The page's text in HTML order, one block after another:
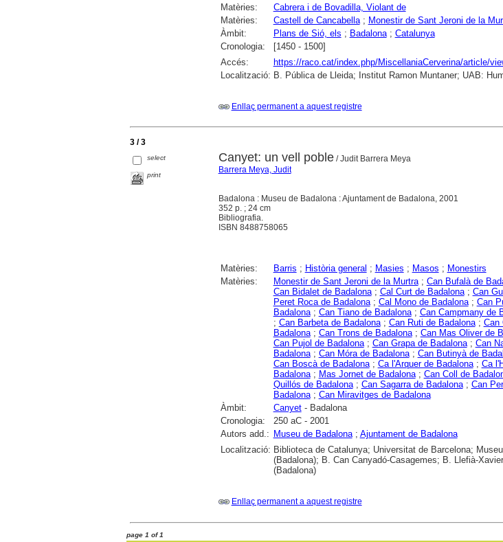
Matèries:
Cabrera i de Bovadilla, Violant de
Matèries:
Castell de Cancabella; Monestir de Sant Jeroni de la
Àmbit:
Plans de Sió, els ; Badalona; Catalunya
Cronologia:
[1450 - 1500]
Accés:
https://raco.cat/index.php/MiscellaniaCerverina/article/
Localització: B. Pública de Lleida; Institut Ramon Muntaner; UAB:
Enllaç permanent a aquest registre
3 / 3
select
print
Canyet: un vell poble/ Judit Barrera Meya
Barrera Meya, Judit
Badalona : Museu de Badalona : Ajuntament de Badalona, 2001
352 p. ; 24 cm
Bibliografia.
ISBN 8488758065
Matèries: Barris ; Història general ; Masies ; Masos ; Monestirs
Matèries:
Monestir de Sant Jeroni de la Murtra; Can Bufalà de
Can Bidalet de Badalona; Cal Curt de Badalona; Can
Peret Roca de Badalona; Cal Mono de Badalona; Can
Badalona; Can Tiano de Badalona; Can Campmany de
; Can Barbeta de Badalona; Can Ruti de Badalona; Can
Badalona; Can Trons de Badalona; Can Mas Oliver de
Can Pujol de Badalona; Can Grapa de Badalona; Can
Badalona; Can Móra de Badalona; Can Butinyà de
Can Boscà de Badalona; Ca l'Arquer de Badalona; Ca
Badalona; Mas Jornet de Badalona; Can Coll de
Quillós de Badalona; Can Sagarra de Badalona; Can
Badalona; Can Miravitges de Badalona
Àmbit:
Canyet- Badalona
Cronologia:
250 aC - 2001
Autors add.: Museu de Badalona; Ajuntament de Badalona
Localització: Biblioteca de Catalunya; Universitat de Barcelona;
(Badalona); B. Can Canyadó-Casagemes; B. Llefià-
(Badalona)
Enllaç permanent a aquest registre
page 1 of 1